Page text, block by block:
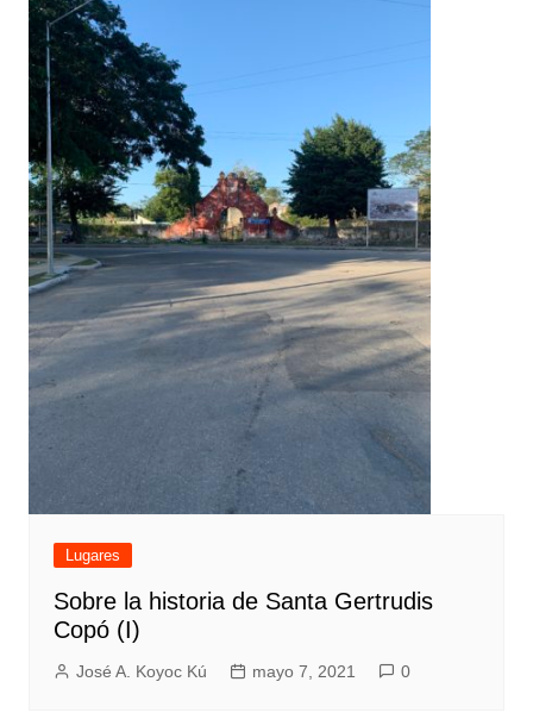
Lugares
Sobre la historia de Santa Gertrudis
Copó (I)
José A. Koyoc Kú mayo 7, 2021 0